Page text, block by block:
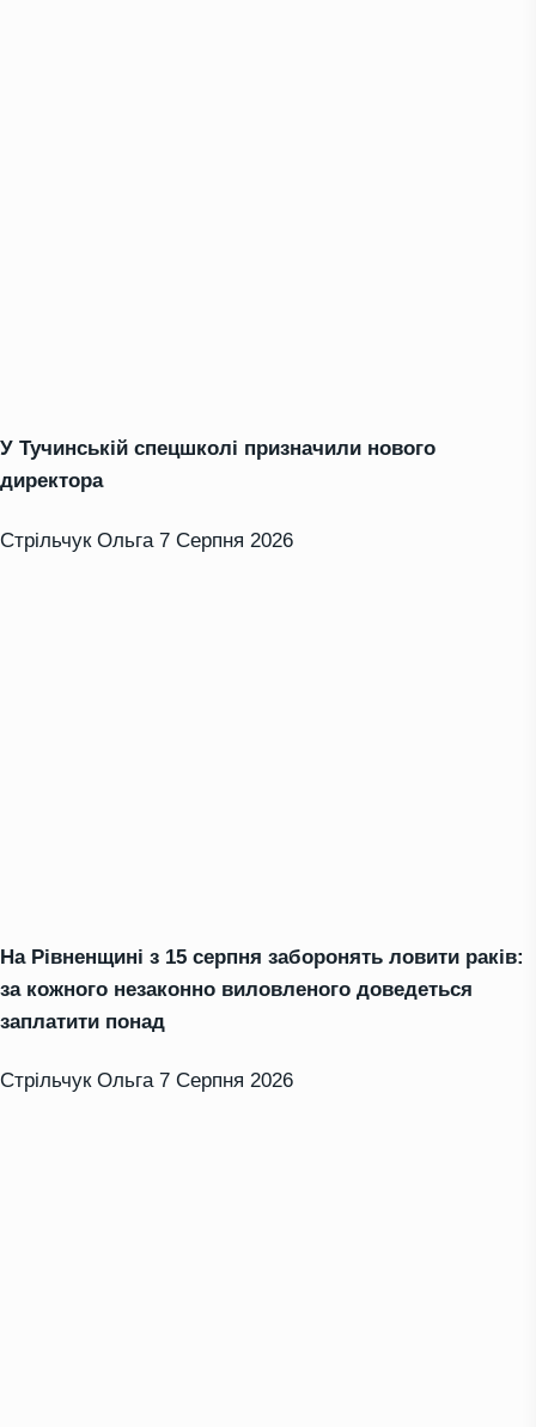
У Тучинській спецшколі призначили нового
директора
Стрільчук Ольга 7 Серпня 2026
На Рівненщині з 15 серпня заборонять ловити раків:
за кожного незаконно виловленого доведеться
заплатити понад
Стрільчук Ольга 7 Серпня 2026